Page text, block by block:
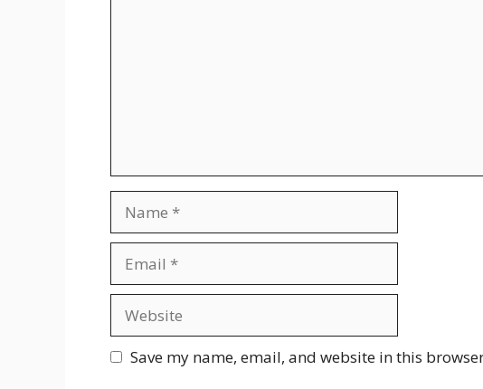
Save my name, email, and website in this